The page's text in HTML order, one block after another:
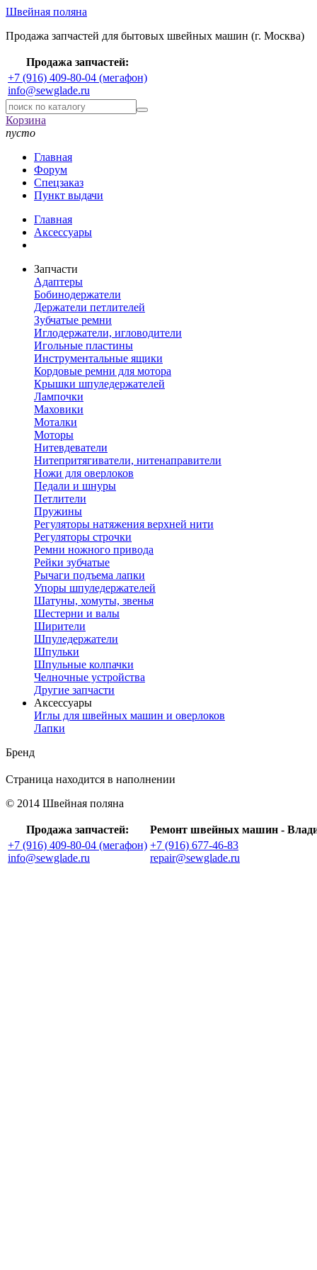
Швейная поляна
Продажа запчастей для бытовых швейных машин (г. Москва)
Продажа запчастей:
+7 (916) 409-80-04 (мегафон)
info@sewglade.ru
Корзина
пусто
Главная
Форум
Спецзаказ
Пункт выдачи
Главная
Аксессуары
Запчасти
Адаптеры
Бобинодержатели
Держатели петлителей
Зубчатые ремни
Иглодержатели, игловодители
Игольные пластины
Инструментальные ящики
Кордовые ремни для мотора
Крышки шпуледержателей
Лампочки
Маховики
Моталки
Моторы
Нитевдеватели
Нитепритягиватели, нитенаправители
Ножи для оверлоков
Педали и шнуры
Петлители
Пружины
Регуляторы натяжения верхней нити
Регуляторы строчки
Ремни ножного привода
Рейки зубчатые
Рычаги подъема лапки
Упоры шпуледержателей
Шатуны, хомуты, звенья
Шестерни и валы
Ширители
Шпуледержатели
Шпульки
Шпульные колпачки
Челночные устройства
Другие запчасти
Аксессуары
Иглы для швейных машин и оверлоков
Лапки
Бренд
Страница находится в наполнении
© 2014 Швейная поляна
Продажа запчастей:
Ремонт швейных машин -
+7 (916) 409-80-04 (мегафон)
info@sewglade.ru
+7 (916) 677-46-83
repair@sewglade.ru